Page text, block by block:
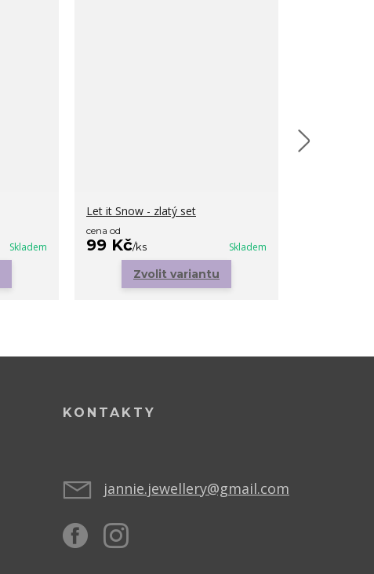
Skladem
Let it Snow - zlatý set
cena od
99 Kč/ks Skladem
Zvolit variantu
KONTAKTY
jannie.jewellery@gmail.com